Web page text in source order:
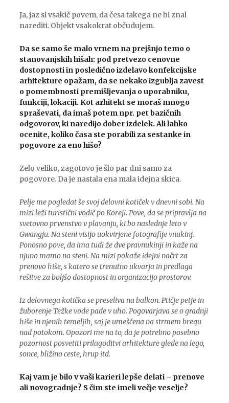
Ja, jaz si vsakič povem, da česa takega ne bi znal
narediti. Objekt vsakokrat občudujem.
Da se samo še malo vrnem na prejšnjo temo o
stanovanjskih hišah: pod pretvezo cenovne
dostopnosti in posledično izdelavo konfekcijske
arhitekture opažam, da se nekako izgublja zavest
o pomembnosti premišljevanja o uporabniku,
funkciji, lokaciji. Kot arhitekt se moraš mnogo
spraševati, da imaš potem npr. pet bazičnih
odgovorov, ki naredijo dober izdelek. Ali lahko
ocenite, koliko časa ste porabili za sestanke in
pogovore za eno hišo?
Zelo veliko, zagotovo je šlo par dni samo za
pogovore. Da je nastala ena mala idejna skica.
Pelje me pogledat še svoj delovni kotiček v dnevni sobi. Na
mizi leži turistični vodič po Koreji. Pove, da se pripravlja na
svetovno prvenstvo v plavanju, ki bo naslednje leto v
Gwangju. Na steni visijo uokvirjene fotografije vnukinj.
Ponosno pove, da ima tudi že dve pravnukinji in kaže na
njuno mamo na steni. Na mizi pokaže idejni načrt za
prenovo hiše, s katero se trenutno ukvarja in predlaga
rešitve za boljšo dostopnost in organizacijo prostorov.
Iz delovnega kotička se preseliva na balkon. Ptičje petje in
žuborenje Težke vode pade v uho. Pogovarjava se o gradnji
hiše in njenih temeljih, saj je umeščena na strmem bregu
nad potokom. Opozori me na to, da je potrebno posebno
pozornost posvetiti prilagoditvi arhitekture glede na lego,
sonce, bližino ceste, hrup itd.
Kaj vam je bilo v vaši karieri lepše delati – prenove
ali novogradnje? S čim ste imeli večje veselje?